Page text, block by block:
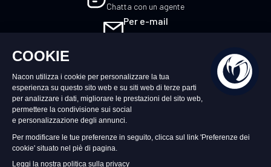
Chatta con un agente
Per e-mail
Scrivici
©2026 – Nacon | NACON™ è un marchio